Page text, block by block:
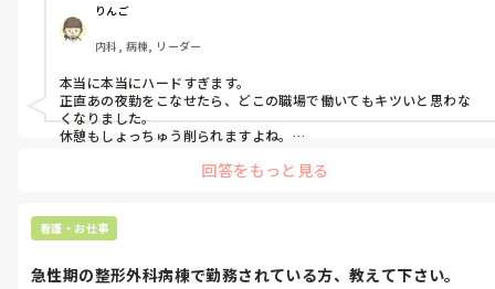
りんご
内科, 病棟, リーダー
本当に本当にハードすぎます。
正直あの夜勤をこなせたら、どこの職場で働いてもキツいと思わな
くなりました。
休憩もしょっちゅう削られますよね。
回答をもっと見る
看護・お仕事
急性期の整形外科病棟で勤務されている方、教えて下さい。